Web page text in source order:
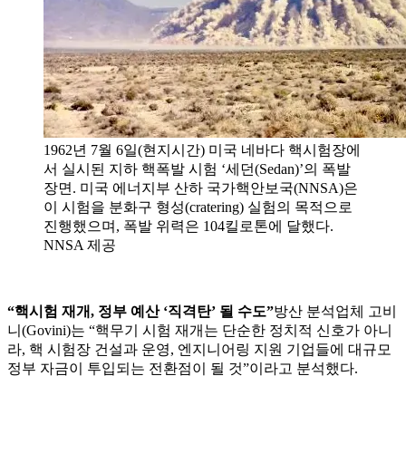
1962년 7월 6일(현지시간) 미국 네바다 핵시험장에
서 실시된 지하 핵폭발 시험 ‘세던(Sedan)’의 폭발
장면. 미국 에너지부 산하 국가핵안보국(NNSA)은
이 시험을 분화구 형성(cratering) 실험의 목적으로
진행했으며, 폭발 위력은 104킬로톤에 달했다.
NNSA 제공
“핵시험 재개, 정부 예산 ‘직격탄’ 될 수도”방산 분석업체 고비
니(Govini)는 “핵무기 시험 재개는 단순한 정치적 신호가 아니
라, 핵 시험장 건설과 운영, 엔지니어링 지원 기업들에 대규모
정부 자금이 투입되는 전환점이 될 것”이라고 분석했다.